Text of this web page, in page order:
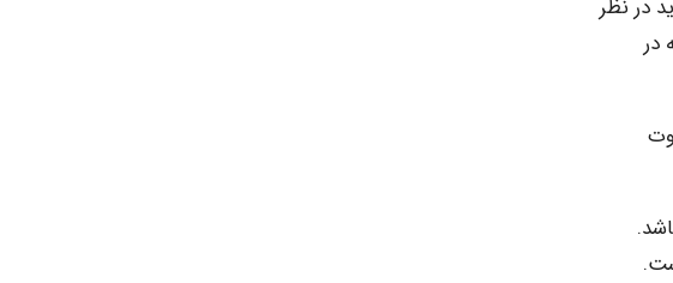
در نظر
در